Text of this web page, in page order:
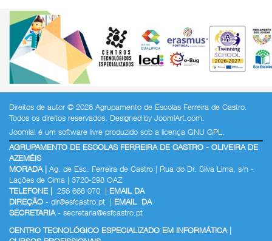
Direitos de autor © 2026 Agrupamento de Escolas Ferreira de Castro.
Todos os direitos reservados. Designed by JoomlArt.com
Joomla! é um software livre produzido sob a licença GNU GPL.
AGRUPAMENTO DE ESCOLAS FERREIRA DE CASTRO - OLIVEIRA DE
AZEMÉIS
MORADA | Ag. de Esc. Ferreira de Castro | Rua do Dr. Silva Lima, s/n -
Lações de Cima | 3720-298 OAZ
TELEFONE | 256 666 070 | EMAIL DA
DIREÇÃO - dir@esfcastro.pt | EMAIL DA
SECRETARIA- secretaria@esfcastro.pt
CENTRO TECNOLÓGICO ESPECIALIZADO EM INFORMÁTICA |